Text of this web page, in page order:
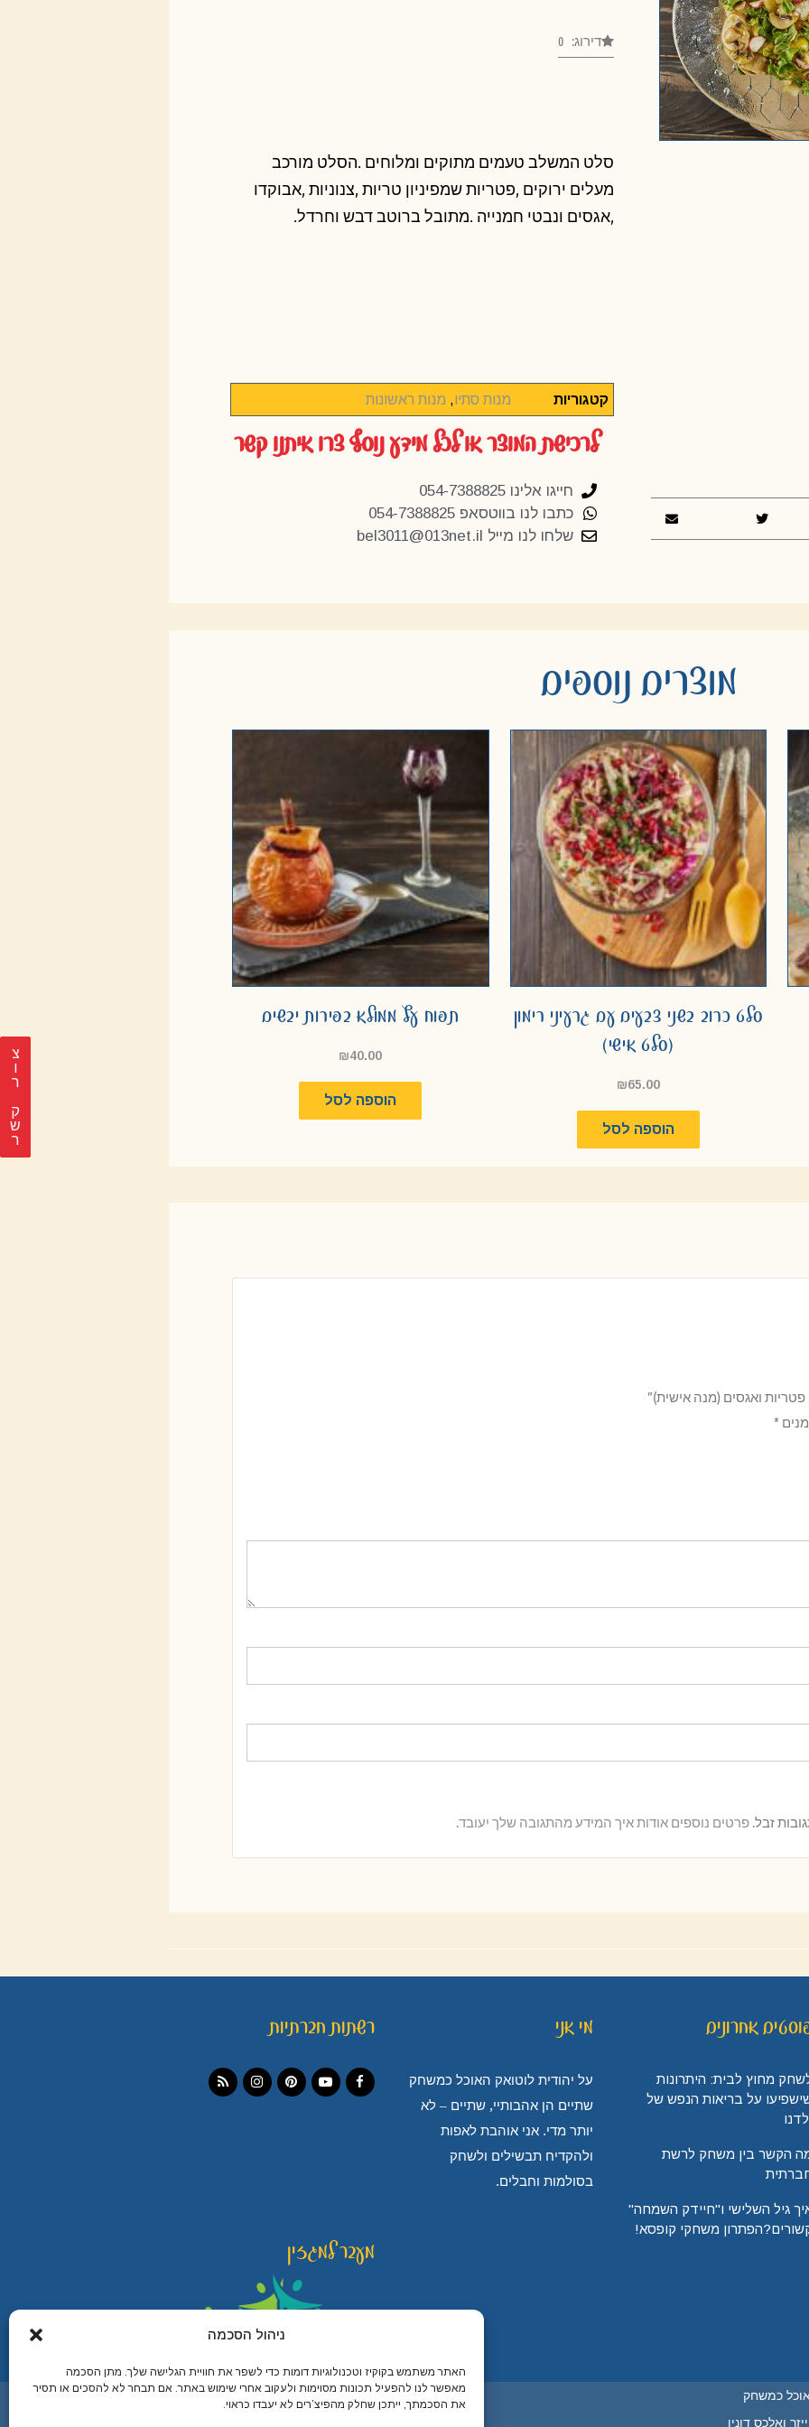
ניהול הסכמה
האתר משתמש בקוקיז וטכנולוגיות דומות כדי לשפר את חוויית הגלישה שלך. מתן הסכמה
מאפשר לנו להפעיל תכונות מסוימות ולעקוב אחרי שימוש באתר. אם תבחר לא להסכים או תסיר
את הסכמתך, ייתכן שחלק מהפיצ’רים לא יעבדו כראוי.
צ
ר
ק
ש
ר
דירוג: 0
סלט המשלב טעמים מתוקים ומלוחים .הסלט מורכב
מעלים ירוקים ,פטריות שמפיניון טריות ,צנוניות ,אבוקדו
,אגסים ונבטי חמנייה .מתובל ברוטב דבש וחרדל.
קטגוריות מנות סתיו, מנות ראשונות
לרכישת המוצר או לכל מידע נוסף צרו איתנו קשר
חייגו אלינו 054-7388825
כתבו לנו בווטסאפ 054-7388825
שלחו לנו מייל bel3011@013net.il
מוצרים נוספים
סלט כרוב בשני צבעים עם גרעיני רימון
(סלט אישי)
₪65.00
הוספה לסל
תפוח עץ ממולא בפירות יבשים
₪40.00
הוספה לסל
ואגסים (מנה אישית)”
*
פרטים נוספים אודות איך המידע מהתגובה שלך יעובד.
אחרונים
מחוץ לבית: היתרונות
על בריאות הנפש של
הקשר בין משחק לרשת
גיל השלישי ו"חיידק השמחה"
משחקי קופסא!
מי אני
על יהודית לוטואק האוכל כמשחק
שתיים הן אהבותיי, שתיים – לא
יותר מדי. אני אוהבת לאפות
ולהקדיח תבשילים ולשחק
בסולמות וחבלים.
רשתות חברתיות
מעבר למגזין
כמשחק
ואלכס דונין
מיתוג עיצוב ובניית אתרים